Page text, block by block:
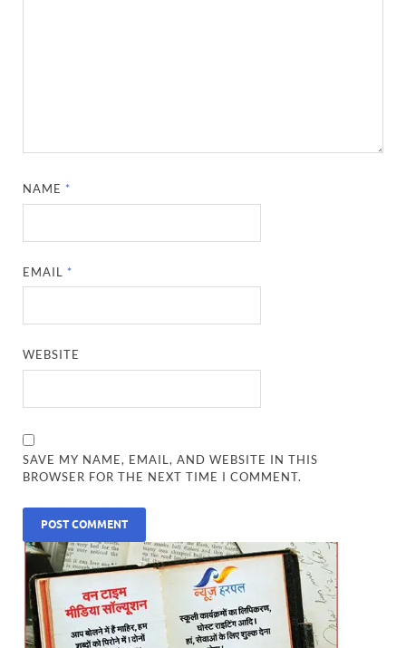
NAME *
EMAIL *
WEBSITE
SAVE MY NAME, EMAIL, AND WEBSITE IN THIS
BROWSER FOR THE NEXT TIME I COMMENT.